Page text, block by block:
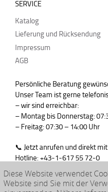
SERVICE
Katalog
Lieferung und Rücksendung
Impressum
AGB
Persönliche Beratung
Unser Team ist gerne
– wir sind erreichbar:
– Montag bis Donnerstag:
– Freitag: 07:30 – 14:00 Uhr
📞 Jetzt anrufen und direkt
Hotline: +43-1-617 55 72-0
WhatsApp : +43-664-
Diese Website verwendet
Website sind Sie mit der